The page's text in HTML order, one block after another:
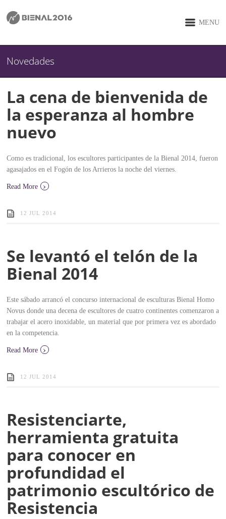
MENU
Novedades
La cena de bienvenida de
la esperanza al hombre
nuevo
Como es tradicional, los escultores participantes de la Bienal 2014, fueron
agasajados en el Fogón de los Arrieros la noche del viernes.
Read More ›
12 JUL 2014
Se levantó el telón de la
Bienal 2014
Este sábado arrancó el concurso internacional de esculturas Bienal Homo
Novus donde una decena de escultores de cuatro continentes comenzaron a
trabajar el acero inoxidable, un material que por primera vez es abordado
en la competencia.
Read More ›
12 JUL 2014
Resistenciarte,
herramienta gratuita
para conocer en
profundidad el
patrimonio escultórico de
Resistencia